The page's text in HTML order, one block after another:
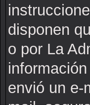
disponen
o por La
envió un e-